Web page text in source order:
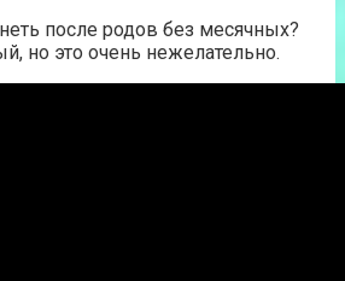
после родов без месячных?
но это очень нежелательно.